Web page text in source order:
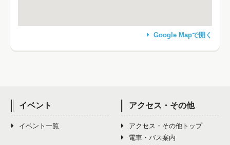
Google Mapで開く
イベント
イベント一覧
アクセス・その他
アクセス・その他トップ
電車・バス案内